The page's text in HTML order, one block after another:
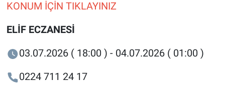
KONUM İÇİN TIKLAYINIZ
ELİF ECZANESİ
03.07.2026 ( 18:00 ) - 04.07.2026 ( 01:00 )
0224 711 24 17